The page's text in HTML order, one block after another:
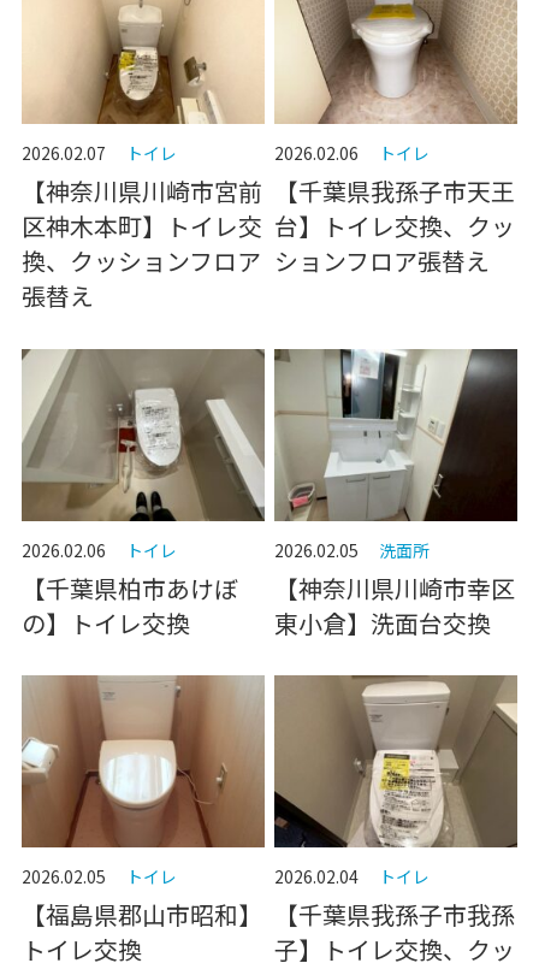
2026.02.07 トイレ
【神奈川県川崎市宮前
区神木本町】トイレ交
換、クッションフロア
張替え
2026.02.06 トイレ
【千葉県我孫子市天王
台】トイレ交換、クッ
ションフロア張替え
2026.02.06 トイレ
【千葉県柏市あけぼ
の】トイレ交換
2026.02.05 洗面所
【神奈川県川崎市幸区
東小倉】洗面台交換
2026.02.05 トイレ
【福島県郡山市昭和】
トイレ交換
2026.02.04 トイレ
【千葉県我孫子市我孫
子】トイレ交換、クッ